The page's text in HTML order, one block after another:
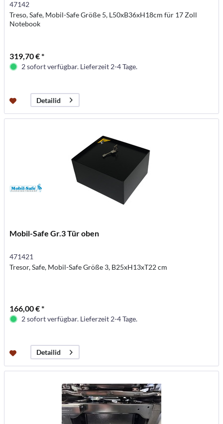
47142
Treso, Safe, Mobil-Safe Größe 5, L50xB36xH18cm für 17 Zoll
Notebook
319,70 € *
2 sofort verfügbar. Lieferzeit 2-4 Tage.
Detailid
Mobil-Safe Gr.3 Tür oben
471421
Tresor, Safe, Mobil-Safe Größe 3, B25xH13xT22 cm
166,00 € *
2 sofort verfügbar. Lieferzeit 2-4 Tage.
Detailid